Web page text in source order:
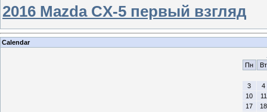
2016 Mazda CX-5 первый взгляд
Calendar
Пн
Вт
3
4
10
11
17
18